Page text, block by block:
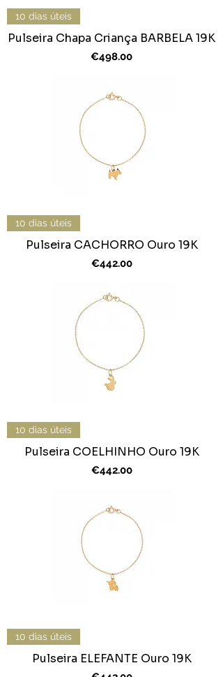
10 dias úteis
Pulseira Chapa Criança BARBELA 19K
Price
€498.00
10 dias úteis
Pulseira CACHORRO Ouro 19K
Price
€442.00
10 dias úteis
Pulseira COELHINHO Ouro 19K
Price
€442.00
10 dias úteis
Pulseira ELEFANTE Ouro 19K